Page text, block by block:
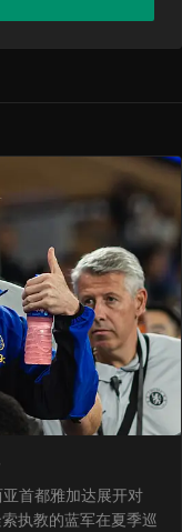
首都雅加达展开对
执教的蓝军在夏季巡